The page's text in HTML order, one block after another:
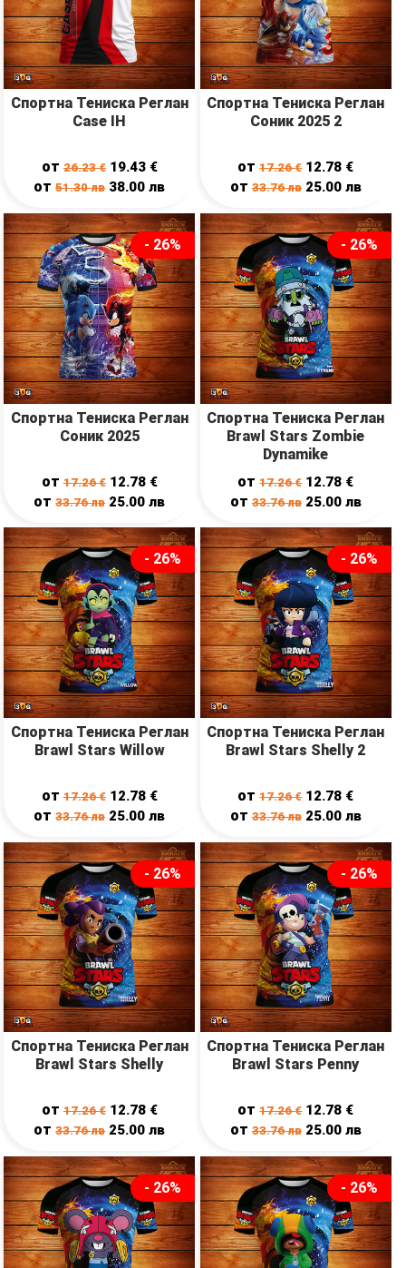
Спортна Тениска Реглан
Case IH
от26.23€ 19.43 €
от51.30лв 38.00лв
Спортна Тениска Реглан
Соник 2025 2
от17.26€ 12.78 €
от 33.76лв 25.00 лв
- 26%
Спортна Тениска Реглан
Соник 2025
от17.26€ 12.78 €
от33.76лв 25.00лв
- 26%
Спортна Тениска Реглан
Brawl Stars Zombie
Dynamike
от17.26€ 12.78 €
от 33.76лв 25.00 лв
- 26%
Спортна Тениска Реглан
Brawl Stars Willow
от17.26€ 12.78 €
от33.76лв 25.00лв
- 26%
Спортна Тениска Реглан
Brawl Stars Shelly 2
от17.26€ 12.78 €
от 33.76лв 25.00 лв
- 26%
Спортна Тениска Реглан
Brawl Stars Shelly
от17.26€ 12.78 €
от33.76лв 25.00лв
- 26%
Спортна Тениска Реглан
Brawl Stars Penny
от17.26€ 12.78 €
от 33.76лв 25.00 лв
- 26% - 26%